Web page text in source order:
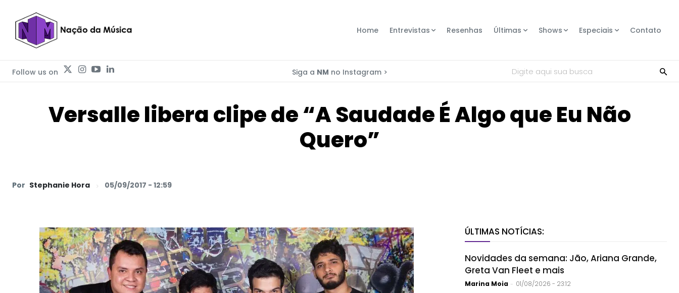
Home Entrevistas Resenhas Últimas Shows Especiais Contato
Follow us on Siga a NM no Instagram > Digite aqui sua busca
Versalle libera clipe de “A Saudade É Algo que Eu Não
Quero”
Por Stephanie Hora 05/09/2017 - 12:59
ÚLTIMAS NOTÍCIAS:
Novidades da semana: Jão, Ariana Grande,
Greta Van Fleet e mais
Marina Moia - 01/08/2026 - 23:12